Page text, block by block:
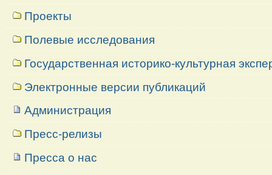
Проекты
Полевые исследования
Государственная историко-культурная
Электронные версии публикаций
Администрация
Пресс-релизы
Пресса о нас